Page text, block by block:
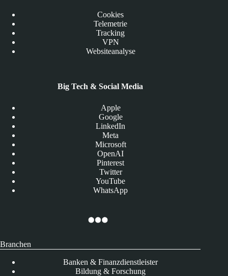
Cookies
Telemetrie
Tracking
VPN
Websiteanalyse
Big Tech & Social Media
Apple
Google
LinkedIn
Meta
Microsoft
OpenAI
Pinterest
Twitter
YouTube
WhatsApp
Branchen
Banken & Finanzdienstleister
Bildung & Forschung